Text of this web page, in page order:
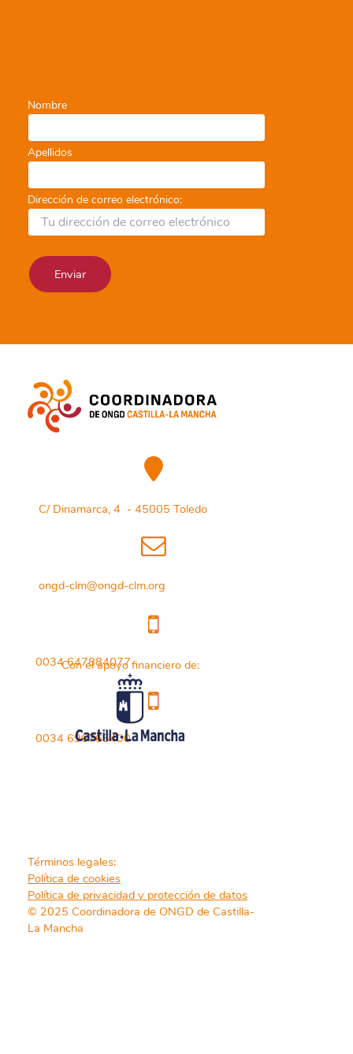
Nombre
Apellidos
Dirección de correo electrónico:
C/ Dinamarca, 4 - 45005 Toledo
ongd-clm@ongd-clm.org
0034 647884077
0034 696765400
Con el apoyo financiero de:
Términos legales:
Política de cookies
Política de privacidad y protección de datos
© 2025 Coordinadora de ONGD de Castilla-
La Mancha